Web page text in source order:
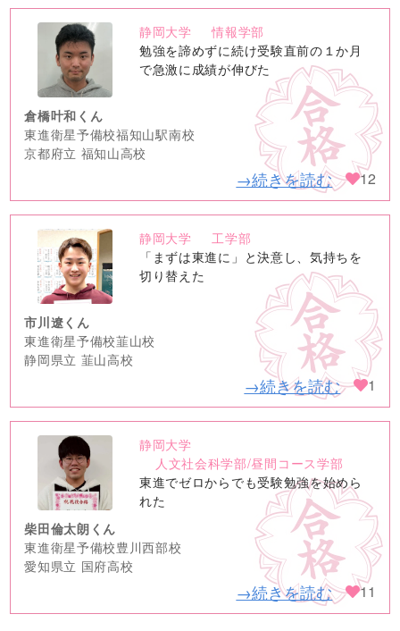
no
image
静岡大学
情報学部
勉強を諦めずに続け受験直前の１か月
で急激に成績が伸びた
倉橋叶和くん
東進衛星予備校福知山駅南校
京都府立 福知山高校
→続きを読む 12
no
image
静岡大学
工学部
「まずは東進に」と決意し、気持ちを
切り替えた
市川遼くん
東進衛星予備校韮山校
静岡県立 韮山高校
→続きを読む 1
no
image
静岡大学
人文社会科学部/昼間コース学部
東進でゼロからでも受験勉強を始めら
れた
柴田倫太朗くん
東進衛星予備校豊川西部校
愛知県立 国府高校
→続きを読む 11